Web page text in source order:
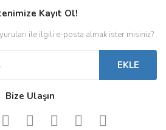
Kayıt Ol!
ile ilgili e-posta almak ister misiniz?
EKLE
Bize Ulaşın